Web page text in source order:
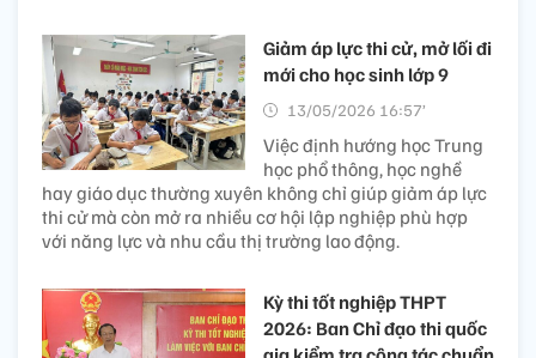
Giảm áp lực thi cử, mở lối đi
mới cho học sinh lớp 9
13/05/2026 16:57’
Việc định hướng học Trung
học phổ thông, học nghề
hay giáo dục thường xuyên không chỉ giúp giảm áp lực
thi cử mà còn mở ra nhiều cơ hội lập nghiệp phù hợp
với năng lực và nhu cầu thị trường lao động.
Kỳ thi tốt nghiệp THPT
2026: Ban Chỉ đạo thi quốc